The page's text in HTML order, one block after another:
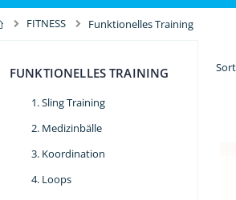
FITNESS Funktionelles Training
FUNKTIONELLES TRAINING
Sling Training
Medizinbälle
Koordination
Loops